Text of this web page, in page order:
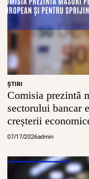
ŞTIRI
Comisia prezintă
sectorului bancar
creșterii
07/17/2026admin